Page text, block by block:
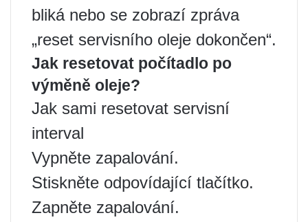
bliká nebo se zobrazí zpráva
„reset servisního oleje dokončen“.
Jak resetovat počítadlo po
výměně oleje?
Jak sami resetovat servisní
interval
Vypněte zapalování.
Stiskněte odpovídající tlačítko.
Zapněte zapalování.